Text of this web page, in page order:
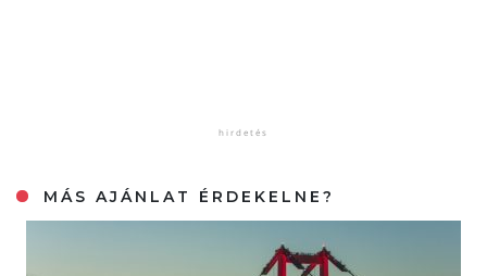
MÁS AJÁNLAT ÉRDEKELNE?